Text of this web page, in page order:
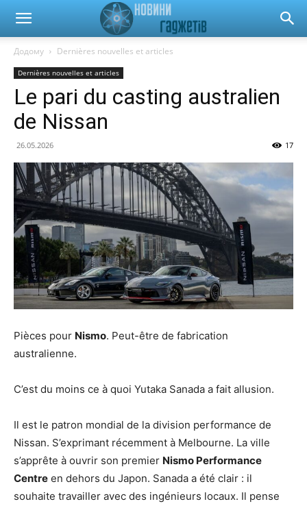
Новини
гаджетів
автомобілів
Додому Dernières nouvelles et articles
Dernières nouvelles et articles
Le pari du casting australien
de Nissan
26.05.2026 17
Pièces pour Nismo. Peut-être de fabrication
australienne.
C’est du moins ce à quoi Yutaka Sanada a fait allusion.
Il est le patron mondial de la division performance de
Nissan. S’exprimant récemment à Melbourne. La ville
s’apprête à ouvrir son premier Nismo Performance
Centre en dehors du Japon. Sanada a été clair : il
souhaite travailler avec des ingénieurs locaux. Il pense